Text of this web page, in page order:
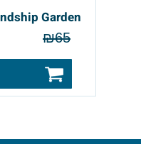
Garden
₪65